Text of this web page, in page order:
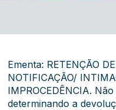
Ementa: RETENÇÃO
NOTIFICAÇÃO/
IMPROCEDÊNCIA.
determinando a